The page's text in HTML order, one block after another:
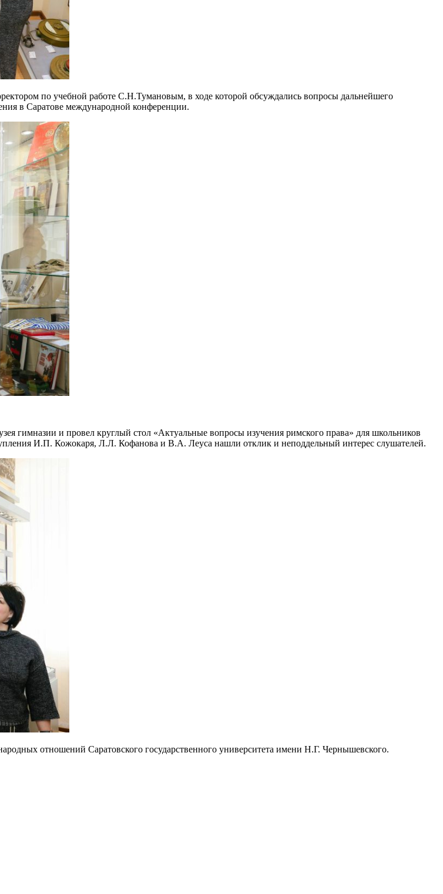
по учебной работе С.Н.Тумановым, в ходе которой обсуждались вопросы дальнейшего
в Саратове международной конференции.
гимназии и провел круглый стол «Актуальные вопросы изучения римского права» для школьников
И.П. Кожокаря, Л.Л. Кофанова и В.А. Леуса нашли отклик и неподдельный интерес слушателей.
отношений Саратовского государственного университета имени Н.Г. Чернышевского.